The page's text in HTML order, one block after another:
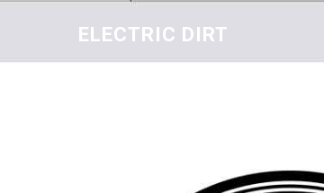
ELECTRIC DIRT